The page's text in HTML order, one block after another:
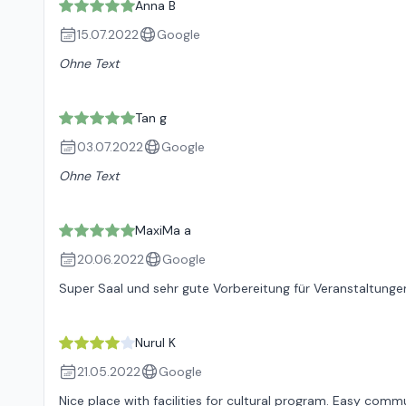
Anna B
15.07.2022
Google
Ohne Text
Tan g
03.07.2022
Google
Ohne Text
MaxiMa a
20.06.2022
Google
Super Saal und sehr gute Vorbereitung für
Nurul K
21.05.2022
Google
Nice place with facilities for cultural program. Easy